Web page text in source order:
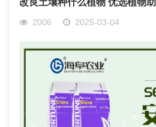
2006 2025-03-04